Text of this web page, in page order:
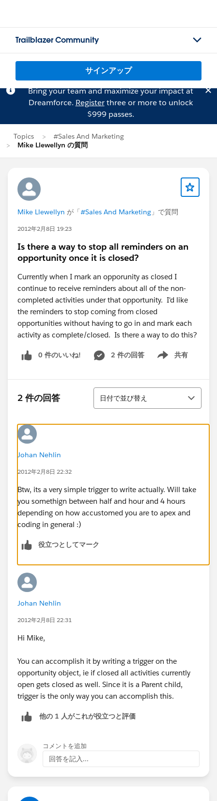
Trailblazer Community
サインアップ
Bring your team and maximize your impact at
Dreamforce. Registerthree or more to unlock
$999 passes.
Topics
#Sales And Marketing
Mike Llewellyn の質問
Mike Llewellyn が「#Sales And Marketing 」で質問
2012年2月8日 19:23
Is there a way to stop all reminders on an
opportunity once it is closed?
Currently when I mark an opporunity as closed I
continue to receive reminders about all of the non-
completed activities under that opportunity. I'd like
the reminders to stop coming from closed
opportunities without having to go in and mark each
activity as complete/closed. Is there a way to do this?
0 件のいいね! 2 件の回答 共有
Show menu
2 件の回答
並び替え
日付で並び替え
Johan Nehlin
2012年2月8日 22:32
Btw, its a very simple trigger to write actually. Will take
you somethign between half and hour and 4 hours
depending on how accustomed you are to apex and
coding in general :)
役立つとしてマーク
Johan Nehlin
2012年2月8日 22:31
Hi Mike,
You can accomplish it by writing a trigger on the
opportunity object, ie if closed all activities currently
open gets closed as well. Since it is a Parent child,
trigger is the only way you can accomplish this.
他の 1 人がこれが役立つと評価
コメントを追加
回答を記入...